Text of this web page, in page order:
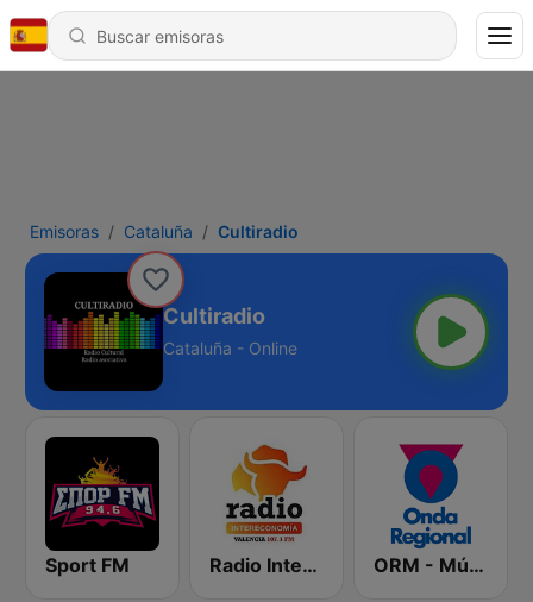
Emisoras Cataluña Cultiradio
Cultiradio
Cataluña - Online
Sport FM Radio Intereconomía ORM - Música